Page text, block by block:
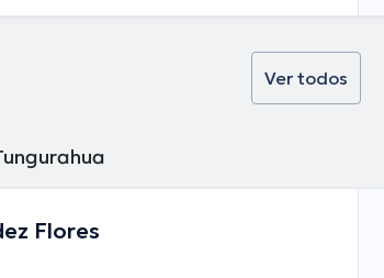
Ver todos
Flores